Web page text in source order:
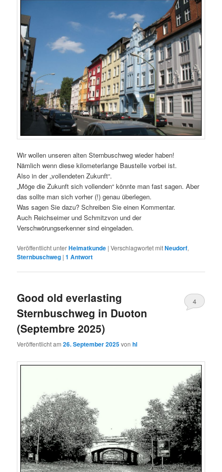
Wir wollen unseren alten Sternbuschweg wieder haben!
Nämlich wenn diese kilometerlange Baustelle vorbei ist.
Also in der „vollendeten Zukunft“.
„Möge die Zukunft sich vollenden“ könnte man fast sagen. Aber
das sollte man sich vorher (!) genau überlegen.
Was sagen Sie dazu? Schreiben Sie einen Kommentar.
Auch Reichseimer und Schmitzvon und der
Verschwörungserkenner sind eingeladen.
Veröffentlicht unterHeimatkunde |Verschlagwortet mitNeudorf,
Sternbuschweg |1 Antwort
Good old everlasting
Sternbuschweg in Duoton
(Septembre 2025)
Veröffentlicht am26. September 2025vonhl
4